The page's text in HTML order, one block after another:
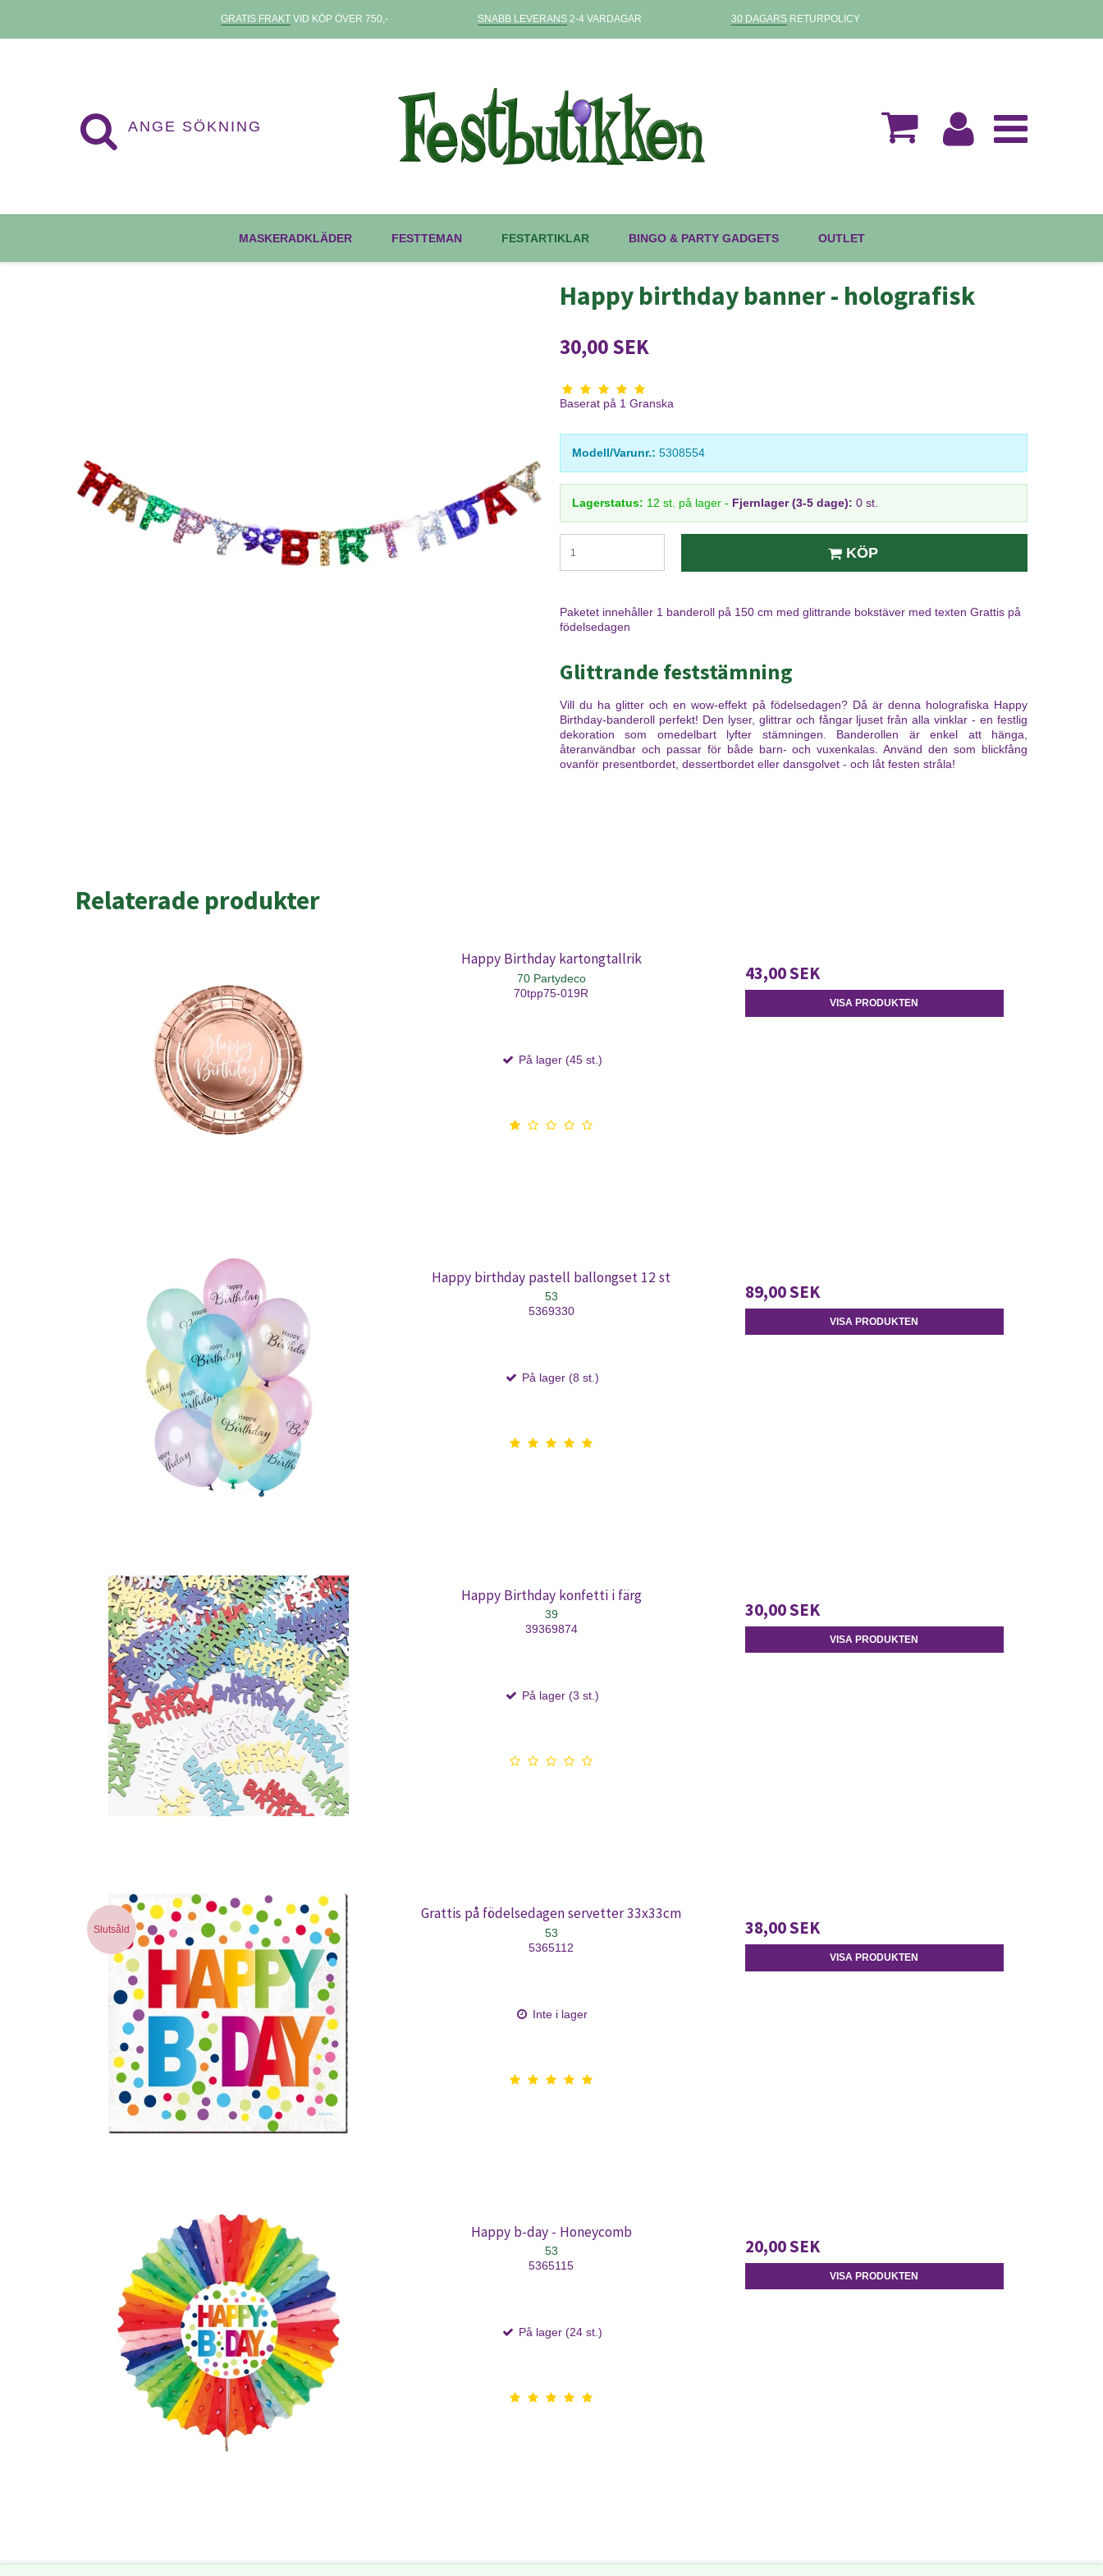
GRATIS FRAKTVID KÖP ÖVER 750,- SNABB LEVERANS2-4 VARDAGAR 30 DAGARSRETURPOLICY
MASKERADKLÄDER FESTTEMAN FESTARTIKLAR BINGO & PARTY GADGETS OUTLET
Happy birthday banner - holografisk
30,00 SEK
Baserat på 1 Granska
Modell/Varunr.: 5308554
Lagerstatus: 12 st. på lager - Fjernlager (3-5 dage): 0 st.
KÖP
Paketet innehåller 1 banderoll på 150 cm med glittrande bokstäver med texten Grattis på
födelsedagen
Glittrande feststämning
Vill du ha glitter och en wow-effekt på födelsedagen? Då är denna holografiska Happy
Birthday-banderoll perfekt! Den lyser, glittrar och fångar ljuset från alla vinklar - en festlig
dekoration som omedelbart lyfter stämningen. Banderollen är enkel att hänga,
återanvändbar och passar för både barn- och vuxenkalas. Använd den som blickfång
ovanför presentbordet, dessertbordet eller dansgolvet - och låt festen stråla!
Relaterade produkter
Happy Birthday kartongtallrik
70 Partydeco
70tpp75-019R
På lager (45 st.)
43,00 SEK
VISA PRODUKTEN
Happy birthday pastell ballongset 12 st
53
5369330
På lager (8 st.)
89,00 SEK
VISA PRODUKTEN
Happy Birthday konfetti i färg
39
39369874
På lager (3 st.)
30,00 SEK
VISA PRODUKTEN
Slutsåld
Grattis på födelsedagen servetter 33x33cm
53
5365112
Inte i lager
38,00 SEK
VISA PRODUKTEN
Happy b-day - Honeycomb
53
5365115
På lager (24 st.)
20,00 SEK
VISA PRODUKTEN